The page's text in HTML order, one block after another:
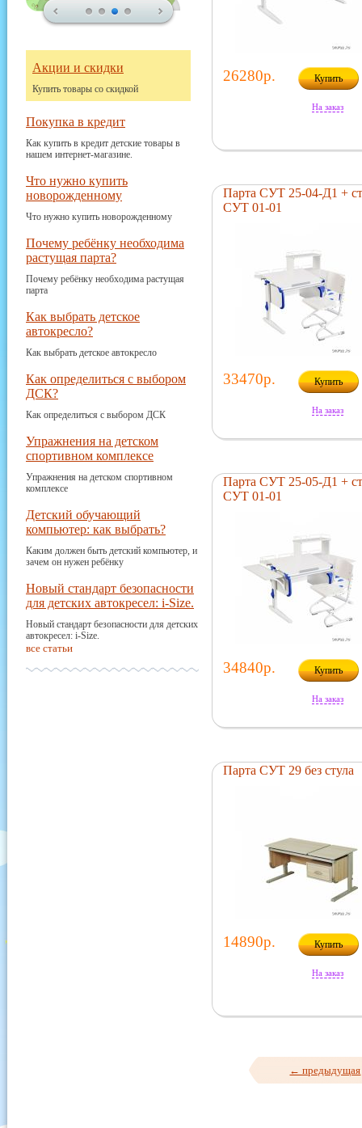
Акции и скидки
Купить товары со скидкой
Покупка в кредит
Как купить в кредит детские товары в
нашем интернет-магазине.
Что нужно купить
новорожденному
Что нужно купить новорожденному
Почему ребёнку необходима
растущая парта?
Почему ребёнку необходима растущая
парта
Как выбрать детское
автокресло?
Как выбрать детское автокресло
Как определиться с выбором
ДСК?
Как определиться с выбором ДСК
Упражнения на детском
спортивном комплексе
Упражнения на детском спортивном
комплексе
Детский обучающий
компьютер: как выбрать?
Каким должен быть детский компьютер, и
зачем он нужен ребёнку
Новый стандарт безопасности
для детских автокресел: i-Size.
Новый стандарт безопасности для детских
автокресел: i-Size.
все статьи
26280р. Купить
На заказ
Парта СУТ 25-04-Д1 +
СУТ 01-01
33470р. Купить
На заказ
Парта СУТ 25-05-Д1 +
СУТ 01-01
34840р. Купить
На заказ
Парта СУТ 29 без стула
14890р. Купить
На заказ
← предыдущая